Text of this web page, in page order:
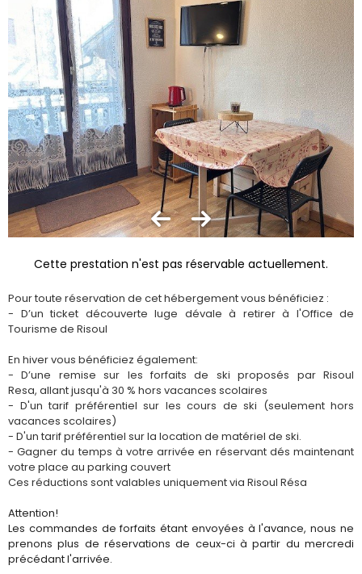
Cette prestation n'est pas réservable actuellement.
Pour toute réservation de cet hébergement vous bénéficiez :
- D’un ticket découverte luge dévale à retirer à l'Office de
Tourisme de Risoul
En hiver vous bénéficiez également:
- D’une remise sur les forfaits de ski proposés par Risoul
Resa, allant jusqu'à 30 % hors vacances scolaires
- D'un tarif préférentiel sur les cours de ski (seulement hors
vacances scolaires)
- D'un tarif préférentiel sur la location de matériel de ski.
- Gagner du temps à votre arrivée en réservant dés maintenant
votre place au parking couvert
Ces réductions sont valables uniquement via Risoul Résa
Attention!
Les commandes de forfaits étant envoyées à l'avance, nous ne
prenons plus de réservations de ceux-ci à partir du mercredi
précédant l'arrivée.